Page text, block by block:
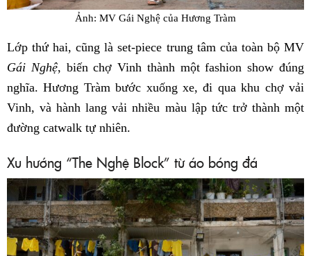
Ảnh: MV Gái Nghệ của Hương Tràm
Lớp thứ hai, cũng là set-piece trung tâm của toàn bộ MV
Gái Nghệ, biến chợ Vinh thành một fashion show đúng
nghĩa. Hương Tràm bước xuống xe, đi qua khu chợ vải
Vinh, và hành lang vải nhiều màu lập tức trở thành một
đường catwalk tự nhiên.
Xu hướng “The Nghệ Block” từ áo bóng đá